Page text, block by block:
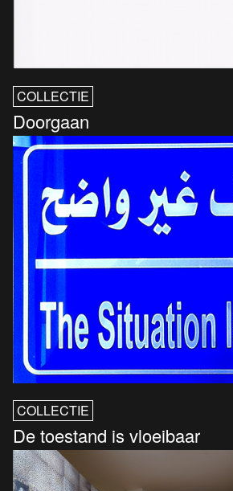
COLLECTIE
Doorgaan
COLLECTIE
De toestand is vloeibaar